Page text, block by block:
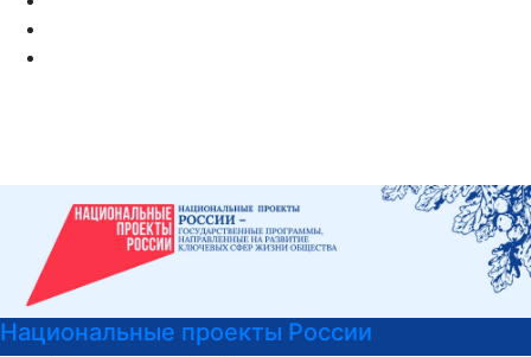
Войска беспилотных систем РФ